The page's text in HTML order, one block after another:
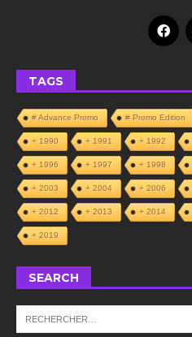
TAGS
# Advance Promo # Promo Edition
+ 1990 + 1991 + 1992
+ 1996 + 1997 + 1998
+ 2003 + 2004 + 2006
+ 2012 + 2013 + 2014
+ 2019
SEARCH